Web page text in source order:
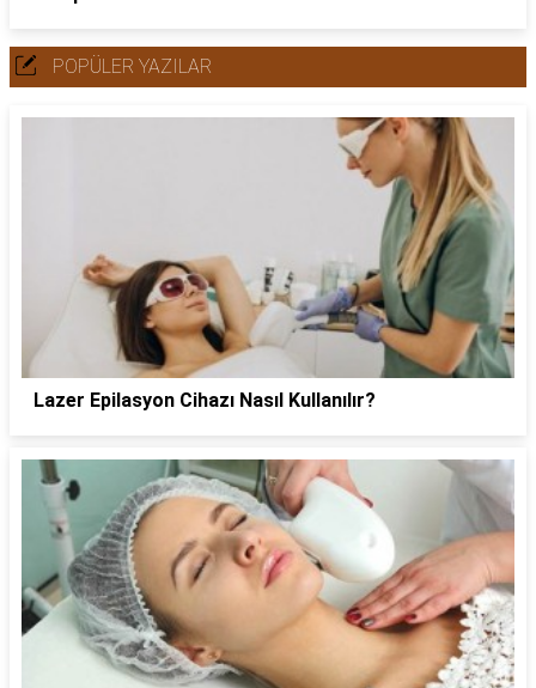
POPÜLER YAZILAR
Lazer Epilasyon Cihazı Nasıl Kullanılır?